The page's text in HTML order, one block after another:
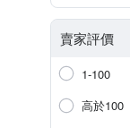
賣家評價
1-100
高於100